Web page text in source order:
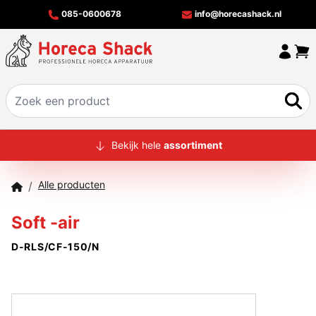
085-0600678 info@horecashack.nl
HOME
Bekijk hele assortiment
/ Alle producten
Soft -air
D-RLS/CF-150/N